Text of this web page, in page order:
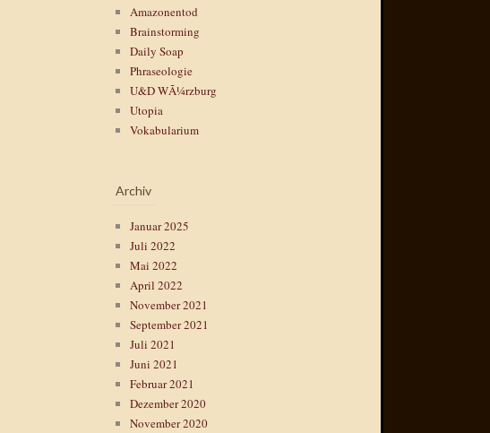
Amazonentod
Brainstorming
Daily Soap
Phraseologie
U&D WÃ¼rzburg
Utopia
Vokabularium
Archiv
Januar 2025
Juli 2022
Mai 2022
April 2022
November 2021
September 2021
Juli 2021
Juni 2021
Februar 2021
Dezember 2020
November 2020